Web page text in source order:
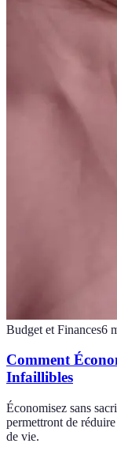
Budget et Finances6
Comment
Infaillibles
Économisez sans
permettront de
de vie.